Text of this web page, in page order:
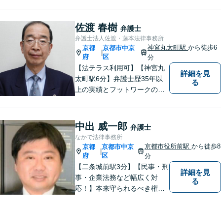
い、問題を解決することはも
ちろんのこと、皆様が持たれ
ている不安を少しでも解消し
てまいりたいと考えていま
す。
佐渡 春樹 弁護士
弁護士法人佐渡・藤本法律事務所
京都
府
|
京都市中京
区
神宮丸太町駅から徒歩6
分
【法テラス利用可】【神宮丸
太町駅6分】弁護士歴35年以
上の実績とフットワークのダ
務所ならではのアットホーム
な雰囲気を心がけています。
安心して気軽にご相談くださ
い。
詳細を見
る
中出 威一郎 弁護士
なかで法律事務所
京都
府
京都市中京
区
京都市役所前駅から徒歩8
分
【二条城前駅3分】【民事・刑
事・企業法務など幅広く対
応！】本来守られるべき権
詳細を見
る